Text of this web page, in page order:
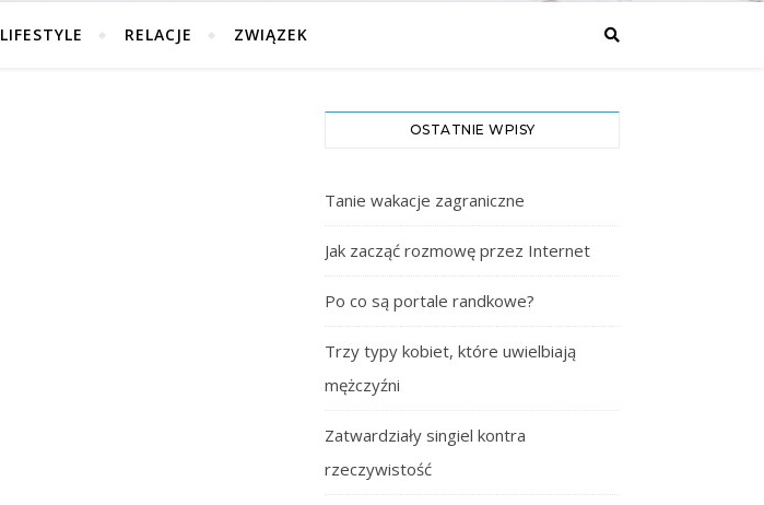
LIFESTYLE RELACJE ZWIĄZEK
OSTATNIE WPISY
Tanie wakacje zagraniczne
Jak zacząć rozmowę przez Internet
Po co są portale randkowe?
Trzy typy kobiet, które uwielbiają
mężczyźni
Zatwardziały singiel kontra
rzeczywistość